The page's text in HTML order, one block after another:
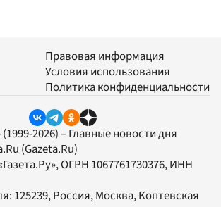
Правовая информация
Условия использования
Политика конфиденциальности
2026) – Главные новости дня
(Gazeta.Ru)
, ОГРН 1067761730376, ИНН
125239, Россия, Москва, Коптевская